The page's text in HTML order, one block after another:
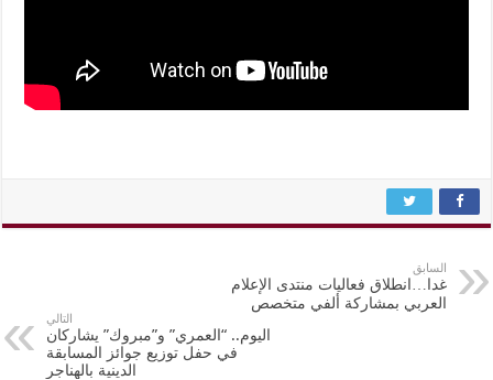
السابق
غدا…انطلاق فعاليات منتدى الإعلام
العربي بمشاركة ألفي متخصص
التالي
اليوم.. “العمري” و”مبروك” يشاركان
في حفل توزيع جوائز المسابقة
الدينية بالهناجر